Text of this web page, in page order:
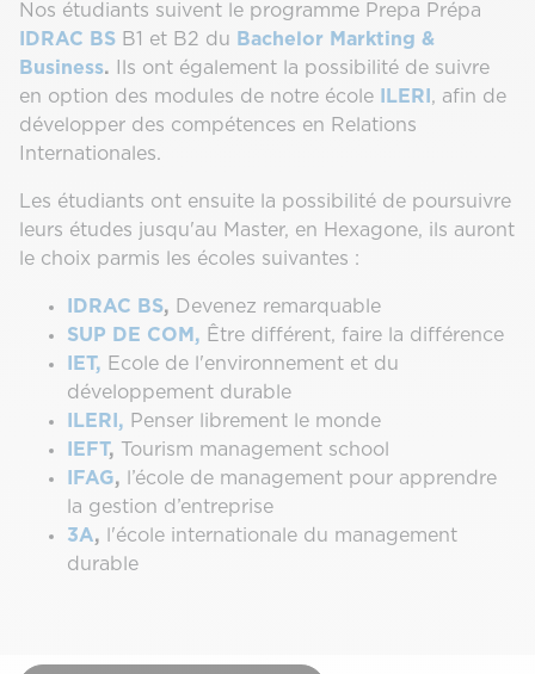
Nos étudiants suivent le programme Prepa Prépa
IDRAC BS B1 et B2 du Bachelor Markting &
Business.
Ils ont également la possibilité de suivre
en option des modules de notre école
ILERI , afin de
développer des compétences en Relations
Internationales.
Les étudiants ont ensuite la possibilité de poursuivre
leurs études jusqu'au Master, en Hexagone, ils auront
le choix parmis les écoles suivantes :
IDRAC BS,
Devenez remarquable
SUP DE COM, Être différent, faire la différence
IET, Ecole de l'environnement et du
développement durable
ILERI, Penser librement le monde
IEFT,
Tourism management school
IFAG, l’école de management pour apprendre
la gestion d’entreprise
3A,
l'école internationale du management
durable